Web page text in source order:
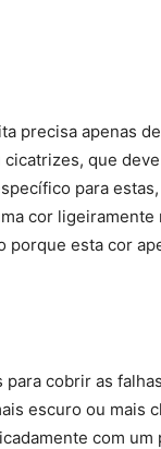
precisa apenas
que
para
cor ligeiramente
esta cor
cobrir as
escuro ou mais
com um